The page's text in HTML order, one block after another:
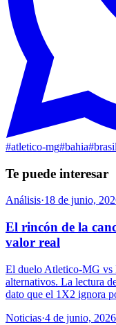
#atletico-mg#bahia#
Te puede interesar
Análisis·18 de junio,
El rincón de la
valor real
El duelo Atletico-MG vs
alternativos. La lectura
dato que el 1X2 ignora
Noticias·4 de junio, 2026